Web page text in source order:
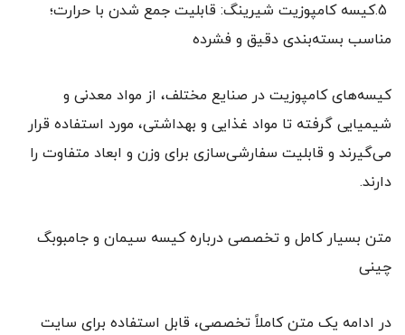
5.کیسه کامپوزیت شیرینگ: قابلیت جمع شدن با حرارت؛
مناسب بسته‌بندی دقیق و فشرده
کیسه‌های کامپوزیت در صنایع مختلف، از مواد معدنی و
شیمیایی گرفته تا مواد غذایی و بهداشتی، مورد استفاده قرار
می‌گیرند و قابلیت سفارشی‌سازی برای وزن و ابعاد متفاوت را
دارند.
متن بسیار کامل و تخصصی درباره کیسه سیمان و جامبوبگ
چینی
در ادامه یک متن کاملاً تخصصی، قابل استفاده برای سایت